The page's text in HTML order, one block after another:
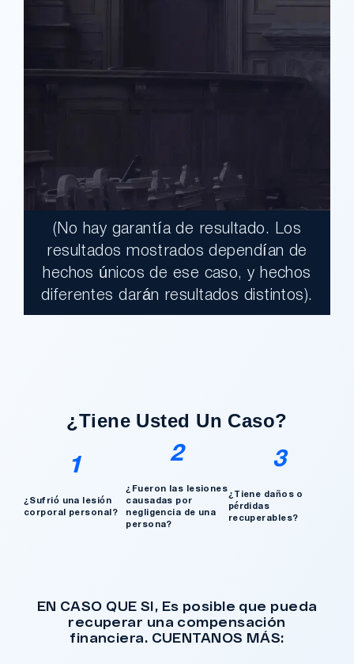
$17,900,000.00
Un jurado declaró al Condado de Los
¿Tengo Un Caso?
(No hay garantía de resultado. Los
resultados mostrados dependían de
hechos únicos de ese caso, y hechos
diferentes darán resultados distintos).
¿Tiene Usted Un Caso?
1
¿Sufrió una lesión
corporal personal?
2
¿Fueron las lesiones
causadas por
negligencia de una
persona?
3
¿Tiene daños o
pérdidas
recuperables?
EN CASO QUE SI, Es posible que pueda
recuperar una compensación
financiera. CUENTANOS MÁS: